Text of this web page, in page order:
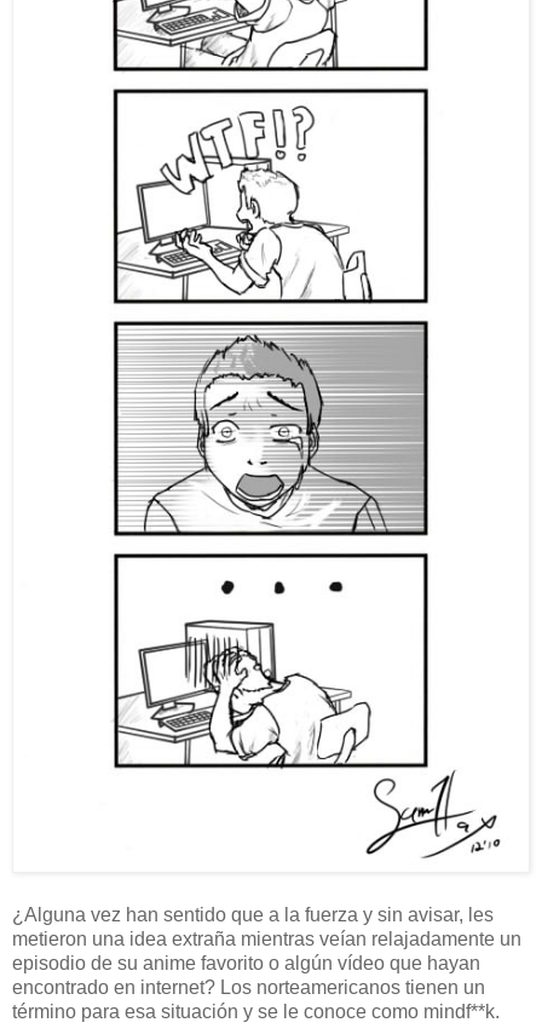
¿Alguna vez han sentido que a la fuerza y sin avisar, les
metieron una idea extraña mientras veían relajadamente un
episodio de su anime favorito o algún vídeo que hayan
encontrado en internet? Los norteamericanos tienen un
término para esa situación y se le conoce como mindf**k.